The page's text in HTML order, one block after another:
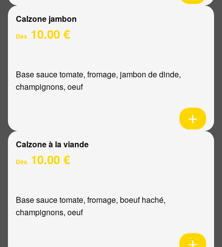
Calzone jambon
Dès 10.00 €
Base sauce tomate, fromage, jambon de dinde,
champignons, oeuf
Calzone à la viande
Dès 10.00 €
Base sauce tomate, fromage, boeuf haché,
champignons, oeuf